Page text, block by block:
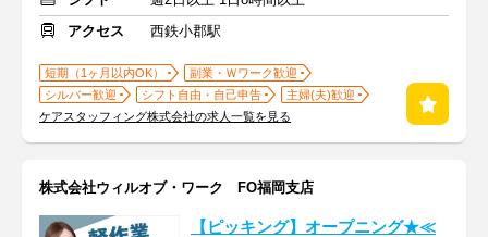
アクセス
西鉄小郡駅
短期（1ヶ月以内OK）
副業・Ｗワーク歓迎
シルバー歓迎
シフト自由・自己申告
主婦(夫)歓迎
ケアスタッフィング株式会社の求人一覧を見る
株式会社ウィルオブ・ワーク FO福岡支店
【ピッキング】オープニング★≪